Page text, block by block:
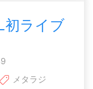
初ライブ
メタラジ